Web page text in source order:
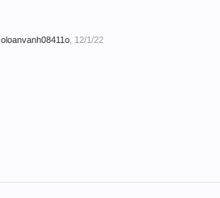
oloanvanh08411o 12/1/22